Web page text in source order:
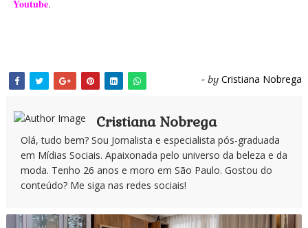
Youtube.
- by Cristiana Nobrega
Cristiana Nobrega
Olá, tudo bem? Sou Jornalista e especialista pós-graduada
em Mídias Sociais. Apaixonada pelo universo da beleza e da
moda. Tenho 26 anos e moro em São Paulo. Gostou do
conteúdo? Me siga nas redes sociais!